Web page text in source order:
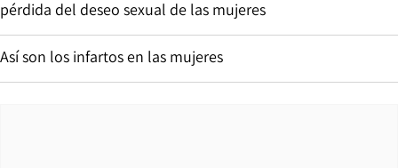
pérdida del deseo sexual de las mujeres
Así son los infartos en las mujeres